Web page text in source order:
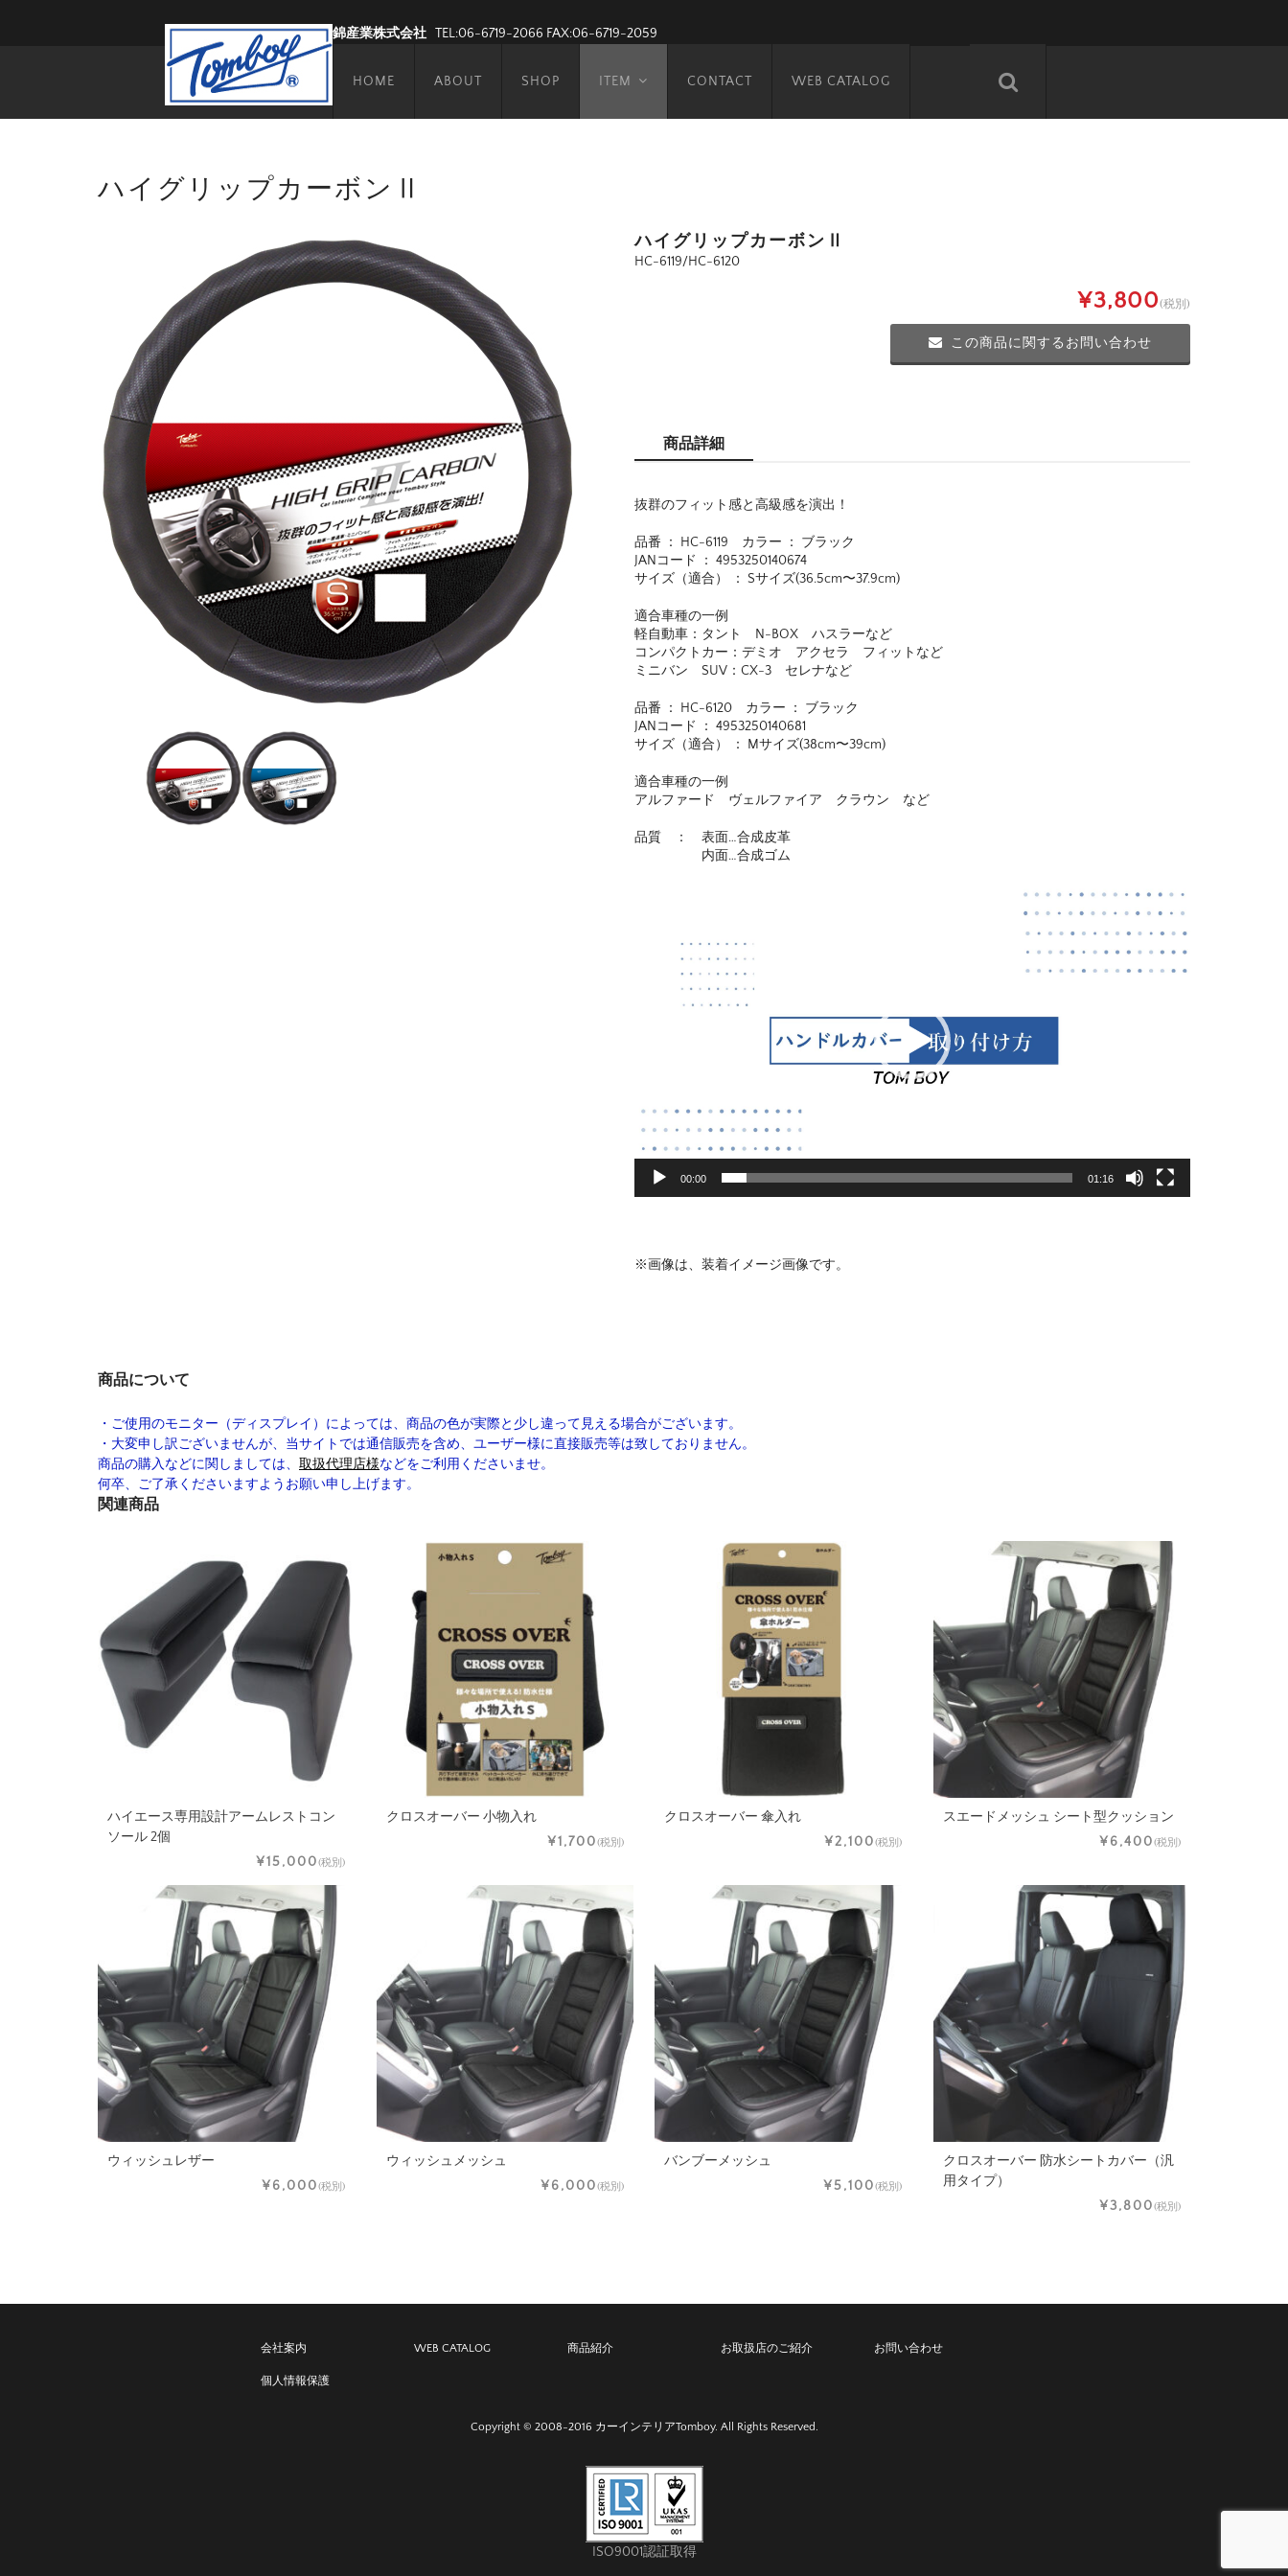
錦産業株式会社 TEL:06-6719-2066 FAX:06-6719-2059
HOME ABOUT SHOP ITEM CONTACT WEB CATALOG
ハイグリップカーボンⅡ
ハイグリップカーボンⅡ
HC-6119/HC-6120
¥3,800(税別)
この商品に関するお問い合わせ
商品詳細
抜群のフィット感と高級感を演出！
品番 ： HC-6119 カラー ： ブラック
JANコード ： 4953250140674
サイズ（適合） ： Sサイズ(36.5cm〜37.9cm)
適合車種の一例
軽自動車：タント N-BOX ハスラーなど
コンパクトカー：デミオ アクセラ フィットなど
ミニバン SUV：CX-3 セレナなど
品番 ： HC-6120 カラー ： ブラック
JANコード ： 4953250140681
サイズ（適合） ： Mサイズ(38cm〜39cm)
適合車種の一例
アルファード ヴェルファイア クラウン など
品質 ： 表面…合成皮革
内面…合成ゴム
00:00 01:16
※画像は、装着イメージ画像です。
商品について
・ご使用のモニター（ディスプレイ）によっては、商品の色が実際と少し違って見える場合がございます。
・大変申し訳ございませんが、当サイトでは通信販売を含め、ユーザー様に直接販売等は致しておりません。
商品の購入などに関しましては、 取扱代理店様などをご利用くださいませ。
何卒、ご了承くださいますようお願い申し上げます。
関連商品
ハイエース専用設計アームレストコン
ソール 2個
¥15,000(税別)
クロスオーバー 小物入れ
¥1,700(税別)
クロスオーバー 傘入れ
¥2,100(税別)
スエードメッシュ シート型クッション
¥6,400(税別)
ウィッシュレザー
¥6,000(税別)
ウィッシュメッシュ
¥6,000(税別)
バンブーメッシュ
¥5,100(税別)
クロスオーバー 防水シートカバー（汎
用タイプ）
¥3,800(税別)
会社案内 WEB CATALOG 商品紹介 お取扱店のご紹介 お問い合わせ
個人情報保護
Copyright © 2008-2016 カーインテリアTomboy. All Rights Reserved.
ISO9001認証取得